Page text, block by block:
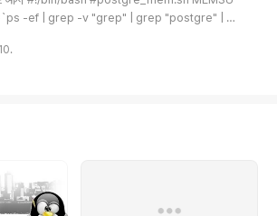
-ef | grep -v "grep" | grep "postgre" | w
do cat /proc/$PID/status | egrep 'VmRS